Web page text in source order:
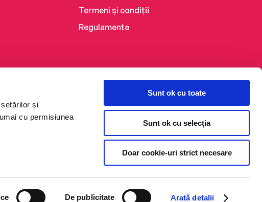
și
cu permisiunea
De publicitate Arată detalii
Sunt ok cu toate
Sunt ok cu selecția
Doar cookie-uri strict necesare
Termeni și condiții
Regulamente